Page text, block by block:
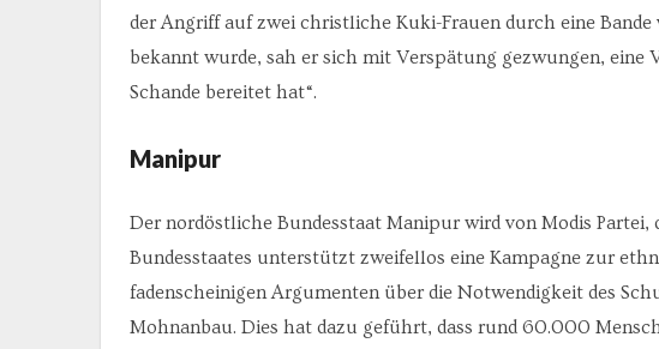
der Angriff auf zwei christliche Kuki-Frauen durch eine
bekannt wurde, sah er sich mit Verspätung gezwungen, eine
Schande bereitet hat“.
Manipur
Der nordöstliche Bundesstaat Manipur wird von Modis Partei,
Bundesstaates unterstützt zweifellos eine Kampagne zur
fadenscheinigen Argumenten über die Notwendigkeit des
Mohnanbau. Dies hat dazu geführt, dass rund 60.000